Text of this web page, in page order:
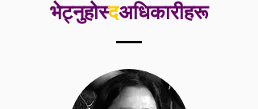
भेट्नुहोस्दअधिकारीहरू